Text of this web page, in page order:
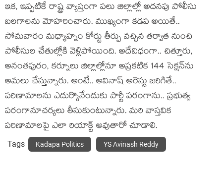
ఇక‌, ఇప్ప‌టికే రాష్ట్ర వ్యాప్తంగా ప‌లు జిల్లాల్లో అద‌న‌పు పోలీసు
బల‌గాల‌ను మోహ‌రించారు. ముఖ్యంగా క‌డ‌ప అయితే..
సోమ‌వారం మ‌ధ్యాహ్నం కోర్టు తీర్పు వ‌చ్చిన త‌ర్వాత నుంచి
పోలీసుల చేతుల్లోకి వెళ్లిపోయింది. అదేవిధంగా.. చిత్తూరు,
అనంత‌పురం, క‌ర్నూలు జిల్లాల్లోనూ అప్ర‌క‌టిక 144 సెక్ష‌న్‌ను
అమ‌లు చేస్తున్నారు. అంటే.. అవినాష్ అరెస్టు జ‌రిగితే..
ప‌రిణామాలను ఎదుర్కొనేందుకు పార్టీ ప‌రంగాను.. ప్ర‌భుత్వ
ప‌రంగానూచ‌ర్య‌లు తీసుకుంటున్నారు. మ‌రి వాస్త‌విక
ప‌రిణామాల‌పై ఎలా రియాక్ట్ అవుతారో చూడాలి.
Tags Kadapa Politics YS Avinash Reddy